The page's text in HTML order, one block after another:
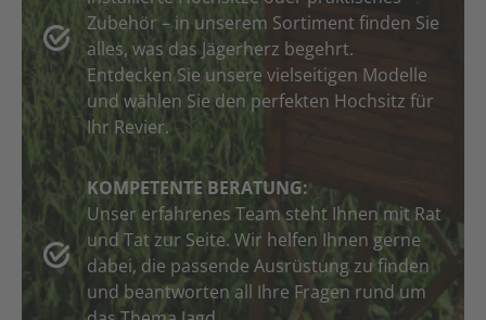
Zubehör – in unserem Sortiment finden Sie
alles, was das Jägerherz begehrt.
Entdecken Sie unsere vielseitigen Modelle
und wählen Sie den perfekten Hochsitz für
Ihr Revier.
KOMPETENTE BERATUNG:
Unser erfahrenes Team steht Ihnen mit Rat
und Tat zur Seite. Wir helfen Ihnen gerne
dabei, die passende Ausrüstung zu finden
und beantworten all Ihre Fragen rund um